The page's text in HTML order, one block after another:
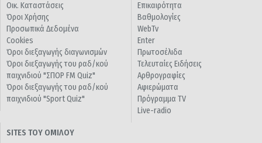
Οικ. Καταστάσεις
Όροι Χρήσης
Προσωπικά Δεδομένα
Cookies
Όροι διεξαγωγής διαγωνισμών
Όροι διεξαγωγής του ραδ/κού
παιχνιδιού "ΣΠΟΡ FM Quiz"
Όροι διεξαγωγής του ραδ/κού
παιχνιδιού "Sport Quiz"
Επικαιρότητα
Βαθμολογίες
WebTv
Enter
Πρωτοσέλιδα
Τελευταίες Ειδήσεις
Αρθρογραφίες
Αφιερώματα
Πρόγραμμα TV
Live-radio
SITES ΤΟΥ ΟΜΙΛΟΥ